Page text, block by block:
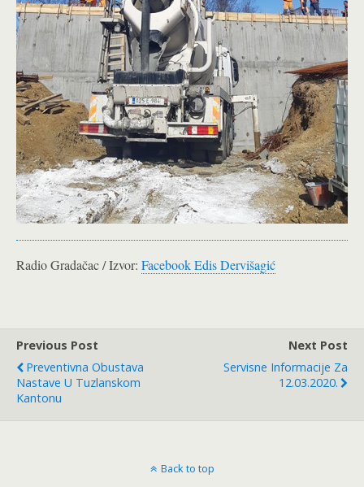
Radio Gradačac / Izvor: Facebook Edis Dervišagić
Previous Post
Preventivna Obustava
Nastave U Tuzlanskom
Kantonu
Next Post
Servisne Informacije Za
12.03.2020.
Back to top